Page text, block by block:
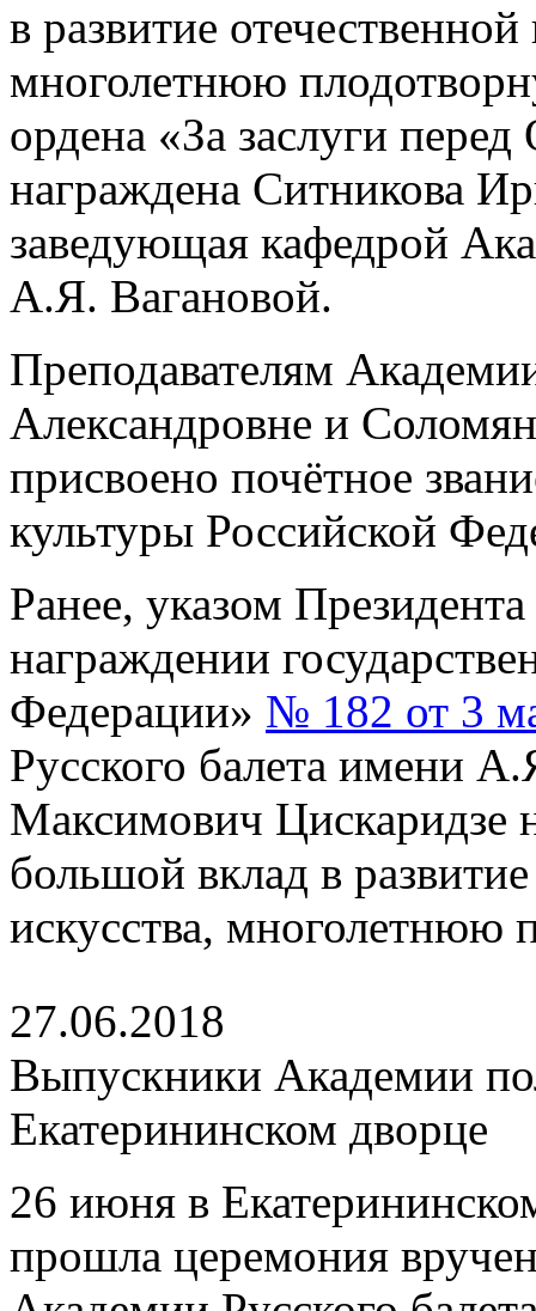
в развитие
многолетнюю
ордена «За заслуги
награждена Ситникова
заведующая кафедрой
А.Я. Вагановой.
Преподавателям
Александровне и
присвоено почётное
культуры Российской
Ранее, указом
награждении
Федерации» № 182 от 3
Русского балета имени
Максимович Цискаридзе
большой вклад в
искусства, многолетнюю
27.06.2018
Выпускники Академии
Екатерининском дворце
26 июня в
прошла церемония